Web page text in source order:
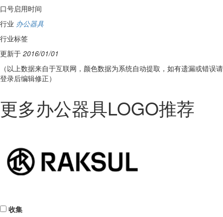
口号启用时间
行业 办公器具
行业标签
更新于 2016/01/01
（以上数据来自于互联网，颜色数据为系统自动提取，如有遗漏或错误请
登录后编辑修正）
更多办公器具LOGO推荐
收集